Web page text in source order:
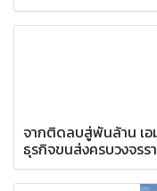
จากติดลบสู่พันล้าน เอ
ธุรกิจขนส่งครบวงจรร